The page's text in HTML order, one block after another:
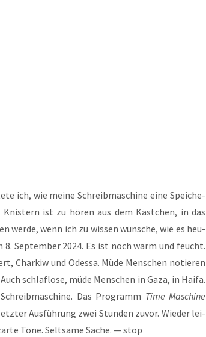
ich, wie mei­ne Schreib­ma­schi­ne eine Spei­che­
ist zu hören aus dem Käst­chen, in das
wer­de, wenn ich zu wis­sen wün­sche, wie es heu­
Sep­tem­ber 2024. Es ist noch warm und feucht.
Char­kiw und Odes­sa. Müde Men­schen notie­ren
schlaf­lo­se, müde Men­schen in Gaza, in Hai­fa.
Das Pro­gramm Time Maschi­ne
Aus­füh­rung zwei Stun­den zuvor. Wie­der lei­
Töne. Selt­sa­me Sache. — stop